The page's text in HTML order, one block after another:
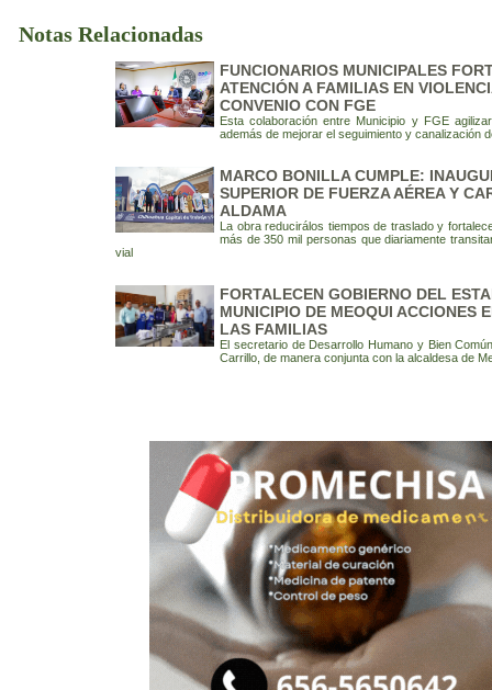
Notas Relacionadas
FUNCIONARIOS MUNICIPALES
ATENCIÓN A FAMILIAS EN
CONVENIO CON FGE
Esta colaboración entre Municipio y FGE
además de mejorar el seguimiento y canalización
MARCO BONILLA CUMPLE:
SUPERIOR DE FUERZA AÉREA Y
ALDAMA
La obra reducirálos tiempos de traslado y
más de 350 mil personas que diariamente
vial
FORTALECEN GOBIERNO DEL
MUNICIPIO DE MEOQUI ACCIONES
LAS FAMILIAS
El secretario de Desarrollo Humano y Bien
Carrillo, de manera conjunta con la alcaldesa de